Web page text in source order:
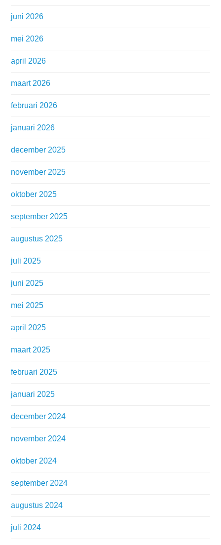
juni 2026
mei 2026
april 2026
maart 2026
februari 2026
januari 2026
december 2025
november 2025
oktober 2025
september 2025
augustus 2025
juli 2025
juni 2025
mei 2025
april 2025
maart 2025
februari 2025
januari 2025
december 2024
november 2024
oktober 2024
september 2024
augustus 2024
juli 2024